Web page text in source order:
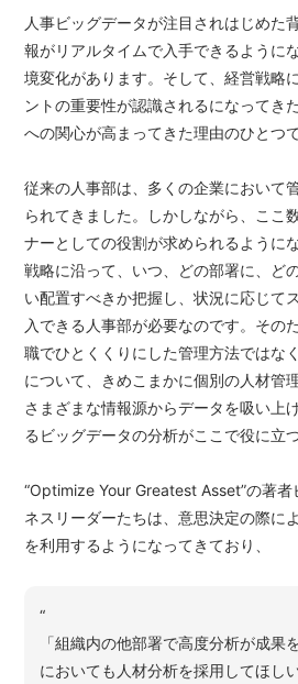
人事ビッグデータが注目されはじめた
報がリアルタイムで入手できるように
境変化があります。そして、経営戦略
ントの重要性が認識されるになってき
への関心が高まってきた理由のひとつで
従来の人事部は、多くの企業において
られてきました。しかしながら、ここ
ナーとしての役割が求められるように
戦略に沿って、いつ、どの部署に、ど
い配置すべきか把握し、状況に応じて
入できる人事部が必要なのです。その
職でひとくくりにした管理方法ではな
について、きめこまかに個別の人材管
さまざまな情報源からデータを吸い上
るビッグデータの分析がここで役に立
“Optimize Your Greatest Asset”の著
ネスリーダーたちは、意思決定の際に
を利用するようになってきており、
“
「組織内の他部署で高度分析が成果
においても人材分析を採用してほし